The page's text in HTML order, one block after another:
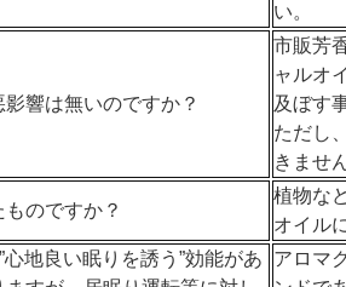
い。
響は無いのですか？
市販芳
ャルオ
及ぼす
ただし
きませ
のですか？
植物な
オイル
心地良い眠りを誘う”効能があ
アロマ